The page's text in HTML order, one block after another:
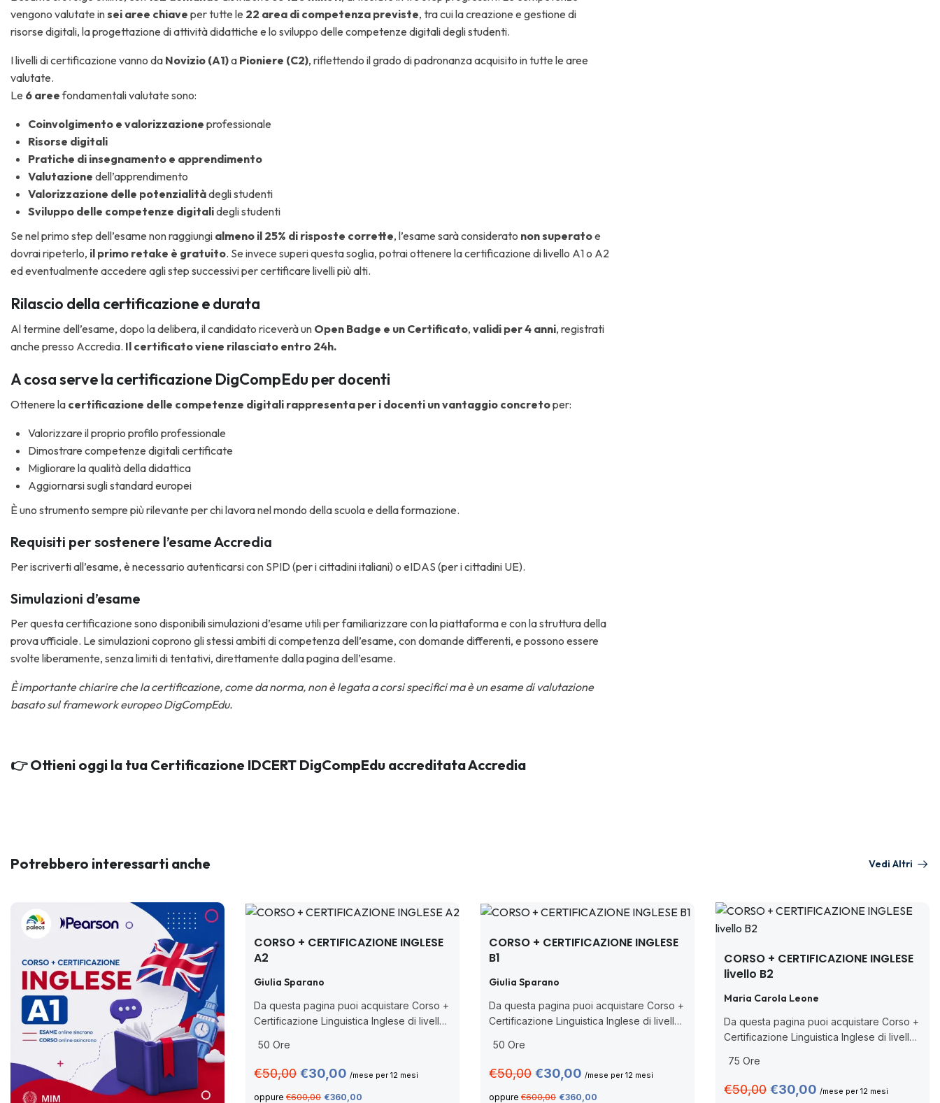
vengono valutate insei aree chiave per tutte le 22 area di competenza previste, tra cui la creazione e gestione di
risorse digitali, la progettazione di attività didattiche e lo sviluppo delle competenze digitali degli studenti.
I livelli di certificazione vanno da Novizio (A1)a Pioniere (C2), riflettendo il grado di padronanza acquisito in tutte le aree
valutate.
Le 6 areefondamentali valutate sono:
Coinvolgimento e valorizzazione professionale
Risorse digitali
Pratiche di insegnamento e apprendimento
Valutazione dell’apprendimento
Valorizzazione delle potenzialitàdegli studenti
Sviluppo delle competenze digitalidegli studenti
Se nel primo step dell’esame non raggiungi almeno il 25% di risposte corrette, l’esame sarà considerato non superatoe
dovrai ripeterlo, il primo retake è gratuito. Se invece superi questa soglia, potrai ottenere la certificazione di livello A1 o A2
ed eventualmente accedere agli step successivi per certificare livelli più alti.
Rilascio della certificazione e durata
Al termine dell’esame, dopo la delibera, il candidato riceverà un Open Badge e un Certificato, validi per 4 anni, registrati
anche presso Accredia. Il certificato viene rilasciato entro 24h.
A cosa serve la certificazione DigCompEdu per docenti
Ottenere la certificazione delle competenze digitali rappresenta per i docenti un vantaggio concretoper:
Valorizzare il proprio profilo professionale
Dimostrare competenze digitali certificate
Migliorare la qualità della didattica
Aggiornarsi sugli standard europei
È uno strumento sempre più rilevante per chi lavora nel mondo della scuola e della formazione.
Requisiti per sostenere l’esame Accredia
Per iscriverti all’esame, è necessario autenticarsi con SPID (per i cittadini italiani) o eIDAS (per i cittadini UE).
Simulazioni d’esame
Per questa certificazione sono disponibili simulazioni d’esame utili per familiarizzare con la piattaforma e con la struttura della
prova ufficiale. Le simulazioni coprono gli stessi ambiti di competenza dell’esame, con domande differenti, e possono essere
svolte liberamente, senza limiti di tentativi, direttamente dalla pagina dell’esame.
È importante chiarire che la certificazione, come da norma, non è legata a corsi specifici ma è un esame di valutazione
basato sul framework europeo DigCompEdu.
👉Ottieni oggi la tua Certificazione IDCERT DigCompEdu accreditata Accredia
Potrebbero interessarti anche Vedi Altri
CORSO + CERTIFICAZIONE INGLESE
A2
Giulia Sparano
Da questa pagina puoi acquistare Corso +
Certificazione Linguistica Inglese di livello
accreditato dal MIM (Decreto Ministeriale
n. 62/2022 con nuova nota prot....
50 Ore
€50,00 €30,00 /mese per 12 mesi
oppure €600,00 €360,00
CORSO + CERTIFICAZIONE INGLESE
B1
Giulia Sparano
Da questa pagina puoi acquistare Corso +
Certificazione Linguistica Inglese di livello
accreditato dal MIM (Decreto Ministeriale
n. 62/2022 con nuova nota prot....
50 Ore
€50,00 €30,00 /mese per 12 mesi
oppure €600,00 €360,00
CORSO + CERTIFICAZIONE INGLESE
livello B2
Maria Carola Leone
Da questa pagina puoi acquistare Corso +
Certificazione Linguistica Inglese di livello
accreditato dal MIM (Decreto Ministeriale
n. 62/2022 con nuova nota prot....
75 Ore
€50,00 €30,00 /mese per 12 mesi